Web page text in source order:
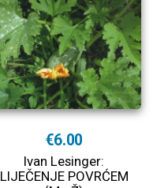
€6.00
Ivan Lesinger:
LIJEČENJE POVRĆEM